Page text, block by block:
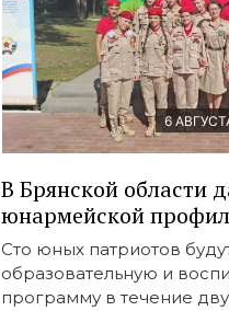
6
В Брянской области
юнармейской
Сто юных патриотов
образовательную и
программу в течение